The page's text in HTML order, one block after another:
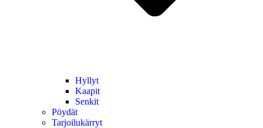
Hyllyt
Kaapit
Senkit
Pöydät
Tarjoilukärryt